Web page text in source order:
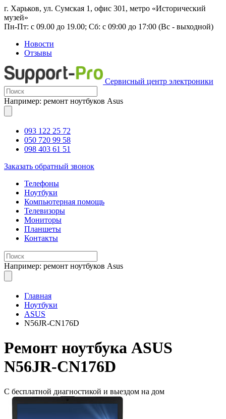
г. Харьков, ул. Сумская 1, офис 301, метро «Исторический
музей»
Пн-Пт: с 09.00 до 19.00; Сб: с 09:00 до 17:00 (Вс - выходной)
Новости
Отзывы
Сервисный центр электроники
Например: ремонт ноутбуков Asus
093 122 25 72
050 720 99 58
098 403 61 51
Заказать обратный звонок
Телефоны
Ноутбуки
Компьютерная помощь
Телевизоры
Мониторы
Планшеты
Контакты
Например: ремонт ноутбуков Asus
Главная
Ноутбуки
ASUS
N56JR-CN176D
Ремонт ноутбука ASUS
N56JR-CN176D
С бесплатной диагностикой и выездом на дом